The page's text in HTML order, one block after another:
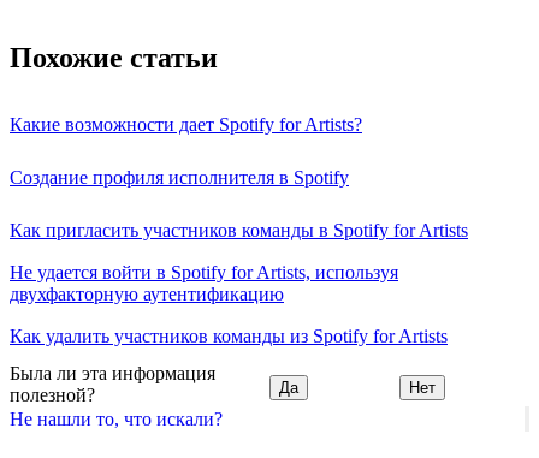
Не нашли то, что искали?
Похожие статьи
Какие возможности дает Spotify for Artists?
Создание профиля исполнителя в Spotify
Как пригласить участников команды в Spotify for Artists
Не удается войти в Spotify for Artists, используя
двухфакторную аутентификацию
Как удалить участников команды из Spotify for Artists
Была ли эта информация
полезной?
Да Нет